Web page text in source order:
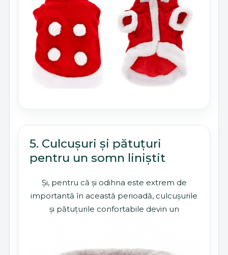
5. Culcușuri și pătuțuri
pentru un somn liniștit
Și, pentru că și odihna este extrem de
importantă în această perioadă, culcușurile
și pătuțurile confortabile devin un